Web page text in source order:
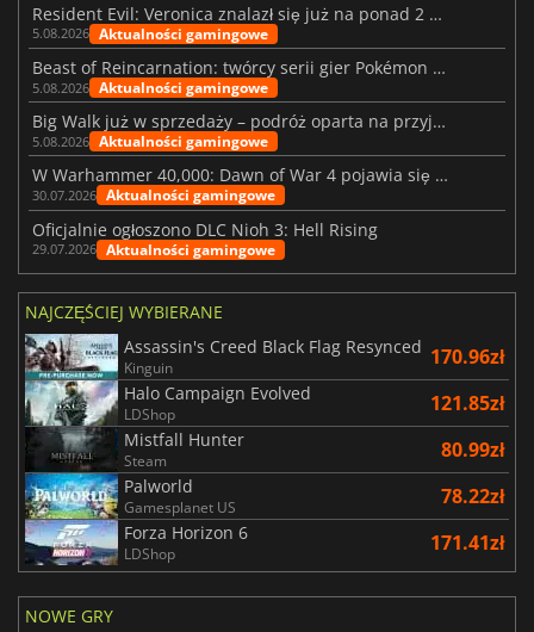
Resident Evil: Veronica znalazł się już na ponad 2 milionach list życzeń
5.08.2026 Aktualności gamingowe
Beast of Reincarnation: twórcy serii gier Pokémon wkraczają na nową ścieżkę
5.08.2026 Aktualności gamingowe
Big Walk już w sprzedaży – podróż oparta na przyjaźni
5.08.2026 Aktualności gamingowe
W Warhammer 40,000: Dawn of War 4 pojawia się frakcja Nekronów
30.07.2026 Aktualności gamingowe
Oficjalnie ogłoszono DLC Nioh 3: Hell Rising
29.07.2026 Aktualności gamingowe
NAJCZĘŚCIEJ WYBIERANE
Assassin's Creed Black Flag Resynced
Kinguin 170.96zł
Halo Campaign Evolved
LDShop 121.85zł
Mistfall Hunter
Steam 80.99zł
Palworld
Gamesplanet US 78.22zł
Forza Horizon 6
LDShop 171.41zł
NOWE GRY